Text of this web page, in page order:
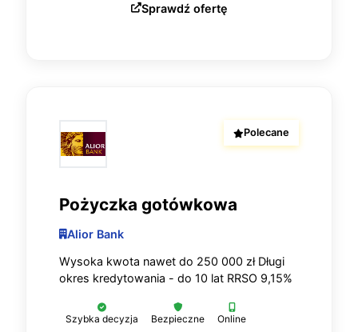
Sprawdź ofertę
Polecane
Pożyczka gotówkowa
Alior Bank
Wysoka kwota nawet do 250 000 zł Długi
okres kredytowania - do 10 lat RRSO 9,15%
Szybka decyzja Bezpieczne Online